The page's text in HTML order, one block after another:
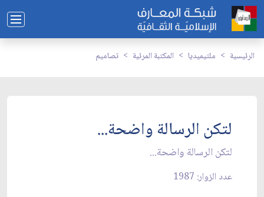
الرئيسية ملتيميديا المكتبة المرئية تصاميم
لتكن الرسالة واضحة...
لتكن الرسالة واضحة...
عدد الزوار: 1987